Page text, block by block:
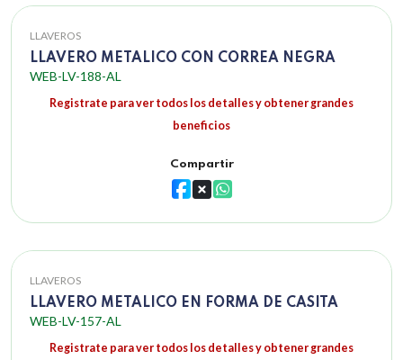
LLAVEROS
LLAVERO METALICO CON CORREA NEGRA
WEB-LV-188-AL
Registrate para ver todos los detalles y obtener grandes
beneficios
Compartir
LLAVEROS
LLAVERO METALICO EN FORMA DE CASITA
WEB-LV-157-AL
Registrate para ver todos los detalles y obtener grandes